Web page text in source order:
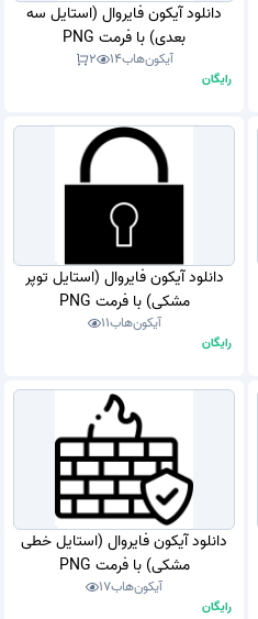
دانلود آیکون فایروال (استایل سه
بعدی) با فرمت PNG
آیکون‌هاب14
2
رایگان
دانلود آیکون فایروال (استایل توپر
مشکی) با فرمت PNG
آیکون‌هاب11
رایگان
دانلود آیکون فایروال (استایل خطی
مشکی) با فرمت PNG
آیکون‌هاب17
رایگان